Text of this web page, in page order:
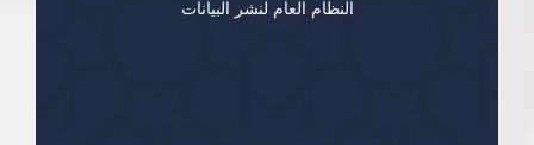
النظام العام لنشر البيانات